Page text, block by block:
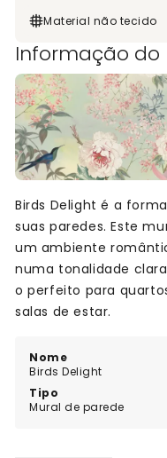
Material não tecido
Informação
Nome
Birds Delight
Tipo
Mural de parede
Birds Delight é a
suas paredes. Este
um ambiente
numa tonalidade
o perfeito para
salas de estar.